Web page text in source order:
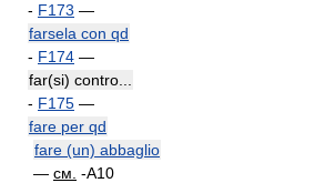
- F173 —
farsela con qd
- F174 —
far(si) contro...
- F175 —
fare per qd
fare (un) abbaglio
— см. -A10